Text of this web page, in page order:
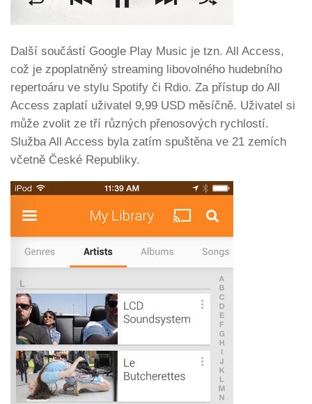
Další součástí Google Play Music je tzn. All Access,
což je zpoplatněný streaming libovolného hudebního
repertoáru ve stylu Spotify či Rdio. Za přístup do All
Access zaplatí uživatel 9,99 USD měsíčně. Uživatel si
může zvolit ze tří různých přenosových rychlostí.
Služba All Access byla zatím spuštěna ve 21 zemích
včetně České Republiky.